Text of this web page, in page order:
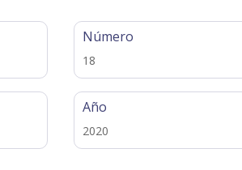
Número
18
Año
2020